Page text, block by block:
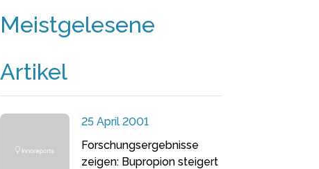
Meistgelesene
Artikel
25 April 2001
Forschungsergebnisse
zeigen: Bupropion steigert